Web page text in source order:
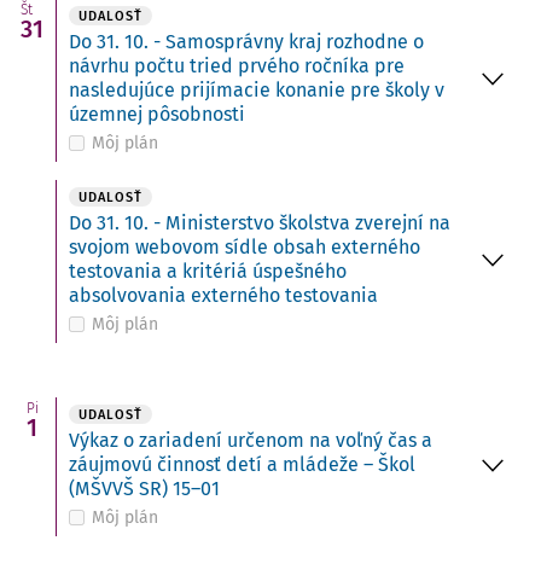
Št
31 UDALOSŤ
Do 31. 10. - Samosprávny kraj rozhodne o
návrhu počtu tried prvého ročníka pre
nasledujúce prijímacie konanie pre školy v
územnej pôsobnosti
Môj plán
UDALOSŤ
Do 31. 10. - Ministerstvo školstva zverejní na
svojom webovom sídle obsah externého
testovania a kritériá úspešného
absolvovania externého testovania
Môj plán
Pi
1 UDALOSŤ
Výkaz o zariadení určenom na voľný čas a
záujmovú činnosť detí a mládeže – Škol
(MŠVVŠ SR) 15–01
Môj plán